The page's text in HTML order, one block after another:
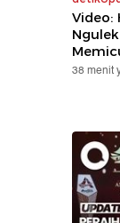
Video:
38 menit